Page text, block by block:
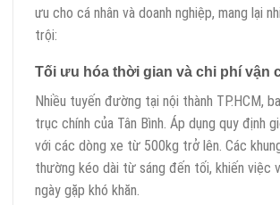
ưu cho cá nhân và doanh nghiệp, mang lại
trội:
Tối ưu hóa thời gian và chi phí vận
Nhiều tuyến đường tại nội thành TP.HCM,
trục chính của Tân Bình. Áp dụng quy định
với các dòng xe từ 500kg trở lên. Các
thường kéo dài từ sáng đến tối, khiến việc
ngày gặp khó khăn.